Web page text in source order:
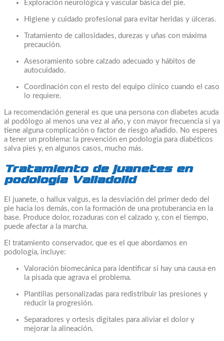
Exploración neurológica y vascular básica del pie.
Higiene y cuidado profesional para evitar heridas y úlceras.
Tratamiento de callosidades, durezas y uñas con máxima
precaución.
Asesoramiento sobre calzado adecuado y hábitos de
autocuidado.
Coordinación con el resto del equipo clínico cuando el caso
lo requiere.
La recomendación general es que una persona con diabetes acuda
al podólogo al menos una vez al año, y con mayor frecuencia si ya
tiene alguna complicación o factor de riesgo añadido. No esperes
a tener un problema: la prevención en podología para diabéticos
salva pies y, en algunos casos, mucho más.
Tratamiento de juanetes en
podología Valladolid
El juanete, o hallux valgus, es la desviación del primer dedo del
pie hacia los demás, con la formación de una protuberancia en la
base. Produce dolor, rozaduras con el calzado y, con el tiempo,
puede afectar a la marcha.
El tratamiento conservador, que es el que abordamos en
podología, incluye:
Valoración biomecánica para identificar si hay una causa en
la pisada que agrava el problema.
Plantillas personalizadas para redistribuir las presiones y
reducir la progresión.
Separadores y ortesis digitales para aliviar el dolor y
mejorar la alineación.